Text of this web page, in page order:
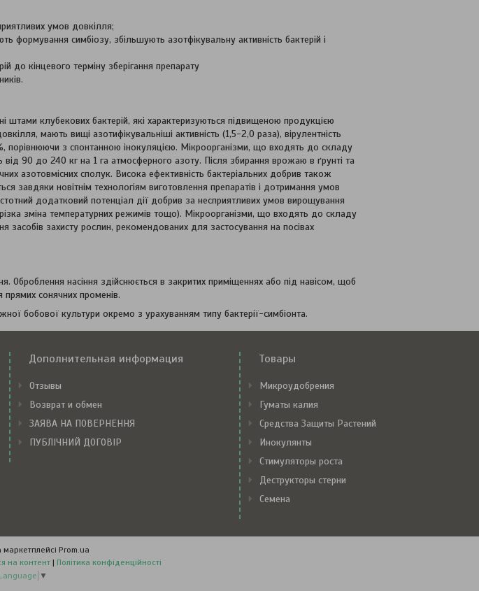
умов довкілля;
формування симбіозу, збільшують азотфікувальну активність бактерій і
до кінцевого терміну зберігання препарату
штами клубекових бактерій, які характеризуються підвищеною продукцією
мають вищі азотифікувальніші активність (1,5-2,0 раза), вірулентність
з спонтанною інокуляцією. Мікроорганізми, що входять до складу
90 до 240 кг на 1 га атмосферного азоту. Після збирання врожаю в ґрунті та
азотовмісних сполук. Висока ефективність бактеріальних добрив також
завдяки новітнім технологіям виготовлення препаратів і дотримання умов
додатковий потенціал дії добрив за несприятливих умов вирощування
різка зміна температурних режимів тощо). Мікроорганізми, що входять до складу
засобів захисту рослин, рекомендованих для застосування на посівах
Оброблення насіння здійснюється в закритих приміщеннях або під навісом, щоб
прямих сонячних променів.
бобової культури окремо з урахуванням типу бактерії-симбіонта.
Дополнительная информация
Отзывы
Возврат и обмен
ЗАЯВА НА ПОВЕРНЕННЯ
ПУБЛІЧНИЙ ДОГОВІР
Товары
Микроудобрения
Гуматы калия
Средства Защиты Растений
Инокулянты
Стимуляторы роста
Деструкторы стерни
Семена
маркетплейсі Prom.ua
на контент | Політика конфіденційності
▼